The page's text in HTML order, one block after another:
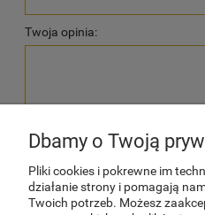
Twoja opinia:
Dbamy o Twoją
Pliki cookies i pokrewne im
działanie strony i pomagają
Twoich potrzeb. Możesz